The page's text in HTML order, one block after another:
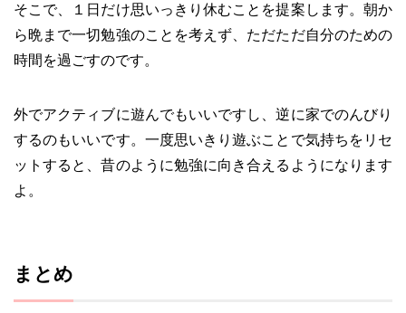
そこで、１日だけ思いっきり休むことを提案します。朝か
ら晩まで一切勉強のことを考えず、ただただ自分のための
時間を過ごすのです。
外でアクティブに遊んでもいいですし、逆に家でのんびり
するのもいいです。一度思いきり遊ぶことで気持ちをリセ
ットすると、昔のように勉強に向き合えるようになります
よ。
まとめ